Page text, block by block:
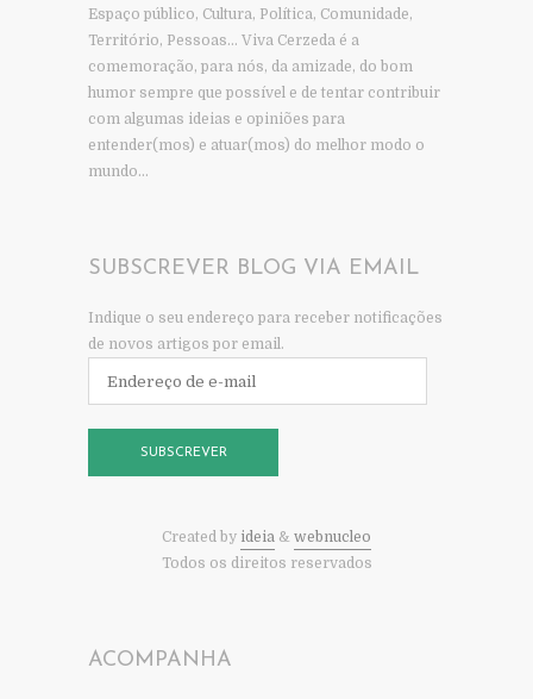
Espaço público, Cultura, Política, Comunidade,
Território, Pessoas… Viva Cerzeda é a
comemoração, para nós, da amizade, do bom
humor sempre que possível e de tentar contribuir
com algumas ideias e opiniões para
entender(mos) e atuar(mos) do melhor modo o
mundo…
SUBSCREVER BLOG VIA EMAIL
Indique o seu endereço para receber notificações
de novos artigos por email.
SUBSCREVER
Created by ideia & webnucleo
Todos os direitos reservados
ACOMPANHA